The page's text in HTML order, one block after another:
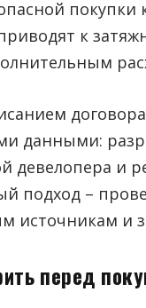
к
данными:
девелопера и
подход –
источникам и
перед